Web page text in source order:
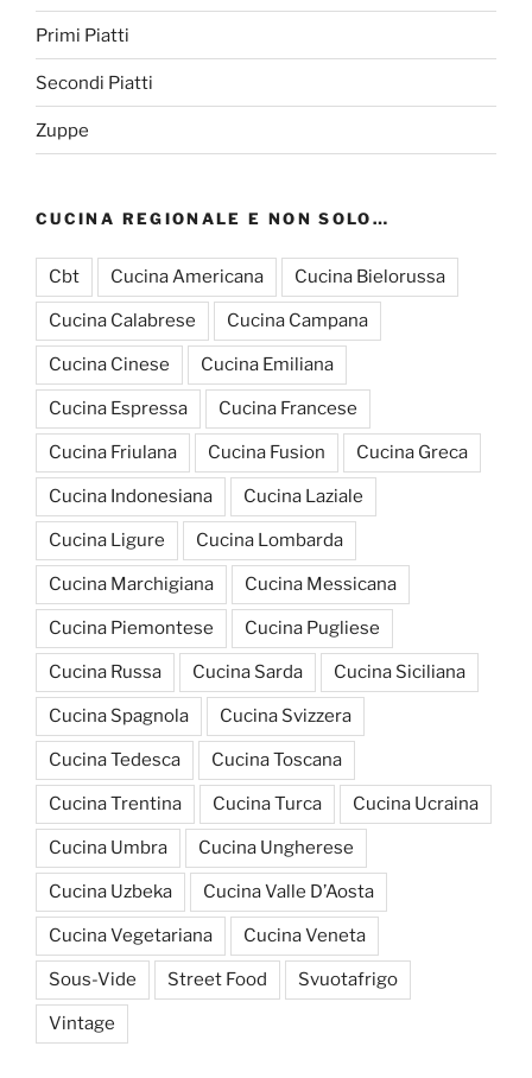
Primi Piatti
Secondi Piatti
Zuppe
CUCINA REGIONALE E NON SOLO…
Cbt Cucina Americana Cucina Bielorussa
Cucina Calabrese Cucina Campana
Cucina Cinese Cucina Emiliana
Cucina Espressa Cucina Francese
Cucina Friulana Cucina Fusion Cucina Greca
Cucina Indonesiana Cucina Laziale
Cucina Ligure Cucina Lombarda
Cucina Marchigiana Cucina Messicana
Cucina Piemontese Cucina Pugliese
Cucina Russa Cucina Sarda Cucina Siciliana
Cucina Spagnola Cucina Svizzera
Cucina Tedesca Cucina Toscana
Cucina Trentina Cucina Turca Cucina Ucraina
Cucina Umbra Cucina Ungherese
Cucina Uzbeka Cucina Valle D’Aosta
Cucina Vegetariana Cucina Veneta
Sous-Vide Street Food Svuotafrigo
Vintage